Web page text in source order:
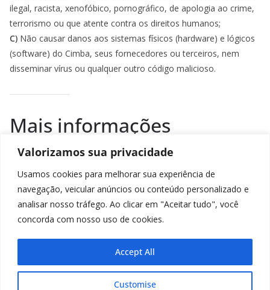
Valorizamos sua privacidade
Usamos cookies para melhorar sua experiência de
navegação, veicular anúncios ou conteúdo personalizado e
analisar nosso tráfego. Ao clicar em "Aceitar tudo", você
concorda com nosso uso de cookies.
Customise
Accept All
ilegal, racista, xenofóbico, pornográfico, de apologia ao crime,
terrorismo ou que atente contra os direitos humanos;
C) Não causar danos aos sistemas físicos (hardware) e lógicos
(software) do Cimba, seus fornecedores ou terceiros, nem
disseminar vírus ou qualquer outro código malicioso.
Mais informações
Esperamos que esta política esteja clara e transparente. Caso
tenha dúvidas específicas ou deseje maiores esclarecimentos
sobre a coleta e o uso de dados, recomendamos que entre em
contato conosco por meio do e-mail de suporte disponível no
site.